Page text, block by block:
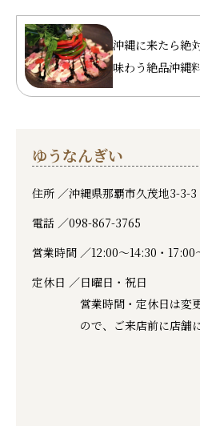
沖縄に来たら絶
味わう絶品沖縄
ゆうなんぎい
住所 ／沖縄県那覇市久茂地3-3-3
電話 ／098-867-3765
営業時間 ／12:00～14:30・17:00
定休日 ／日曜日・祝日
営業時間・定休日は変
ので、ご来店前に店舗